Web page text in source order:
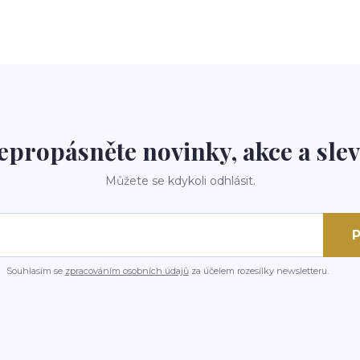
novinky, akce a
Můžete se kdykoli odhlásit.
Souhlasím se zpracováním osobních údajůza účelem rozesílky newsletteru.